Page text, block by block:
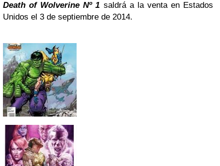
Death of Wolverine Nº 1 saldrá a la venta en Estados
Unidos el 3 de septiembre de 2014.